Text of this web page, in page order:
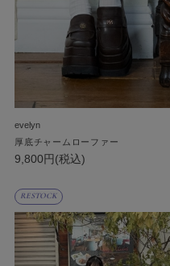
evelyn
厚底チャームローファー
9,800円(税込)
RESTOCK